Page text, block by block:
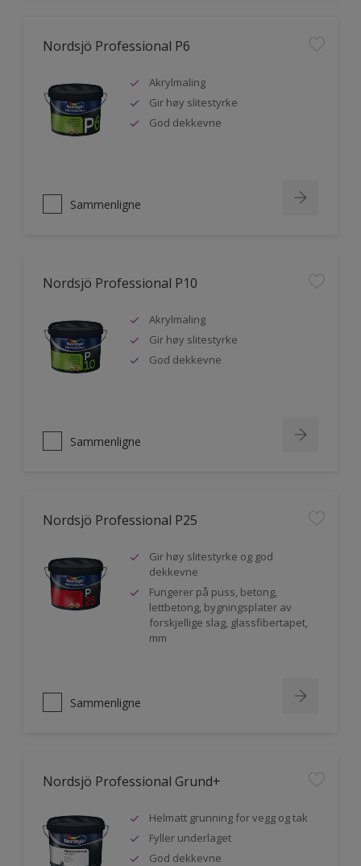
Nordsjö Professional P6
Akrylmaling
Gir høy slitestyrke
God dekkevne
Sammenligne
Nordsjö Professional P10
Akrylmaling
Gir høy slitestyrke
God dekkevne
Sammenligne
Nordsjö Professional P25
Gir høy slitestyrke og god
dekkevne
Fungerer på puss, betong,
lettbetong, bygningsplater av
forskjellige slag, glassfibertapet,
mm
Sammenligne
Nordsjö Professional Grund+
Helmatt grunning for vegg og tak
Fyller underlaget
God dekkevne